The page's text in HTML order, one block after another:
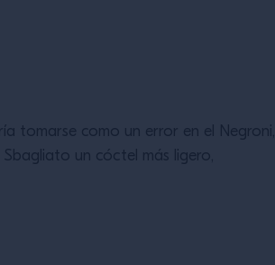
tomarse como un error en el Negroni,
un cóctel más ligero,